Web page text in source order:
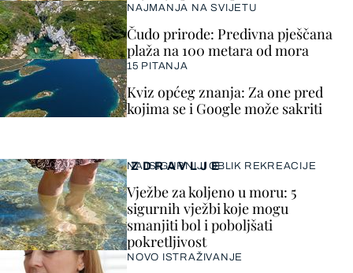
ZDRAVLJE
NAJSIGURNIJI OBLIK REKREACIJE
Vježbe za koljeno u moru: 5
sigurnih vježbi koje mogu
smanjiti bol i poboljšati
pokretljivost
NOVO ISTRAŽIVANJE
NAJMANJA NA SVIJETU
Čudo prirode: Predivna pješčana
plaža na 100 metara od mora
15 PITANJA
Kviz općeg znanja: Za one pred
kojima se i Google može sakriti